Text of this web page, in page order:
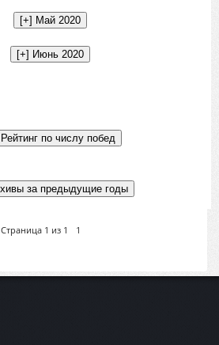
Страница 1 из 1 1